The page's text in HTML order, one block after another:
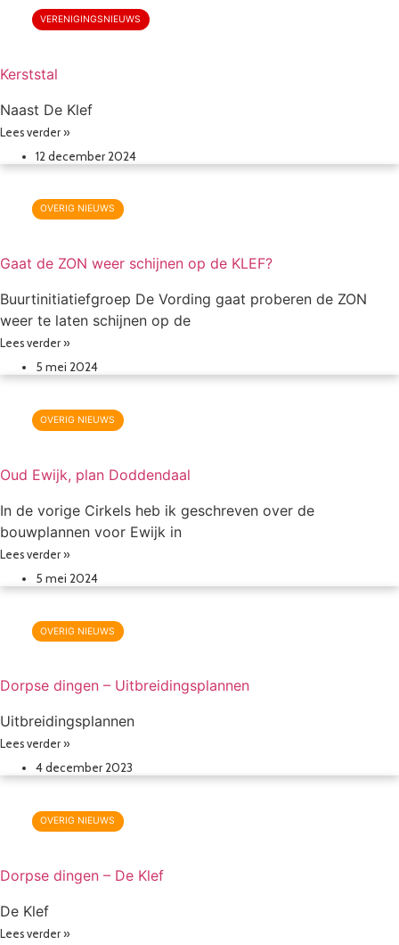
VERENIGINGSNIEUWS
Kerststal
Naast De Klef
Lees verder »
12 december 2024
OVERIG NIEUWS
Gaat de ZON weer schijnen op de KLEF?
Buurtinitiatiefgroep De Vording gaat proberen de ZON
weer te laten schijnen op de
Lees verder »
5 mei 2024
OVERIG NIEUWS
Oud Ewijk, plan Doddendaal
In de vorige Cirkels heb ik geschreven over de
bouwplannen voor Ewijk in
Lees verder »
5 mei 2024
OVERIG NIEUWS
Dorpse dingen – Uitbreidingsplannen
Uitbreidingsplannen
Lees verder »
4 december 2023
OVERIG NIEUWS
Dorpse dingen – De Klef
De Klef
Lees verder »